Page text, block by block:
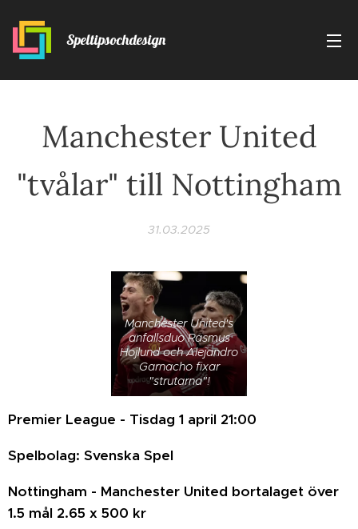
Speltipsochdesign
Manchester United
"tvålar" till Nottingham
31.03.2025
Manchester United's
anfallsduo Rasmus
Hojlund och Alejandro
Garnacho fixar
"strutarna"!
Premier League - Tisdag 1 april 21:00
Spelbolag: Svenska Spel
Nottingham - Manchester United bortalaget över
1.5 mål 2.65 x 500 kr